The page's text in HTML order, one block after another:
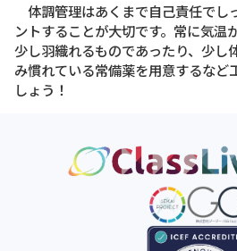
体調管理はあくまで自己責任でし
ントすることが大切です。常に気温
少し羽織れるものであったり、少し
み慣れている常備薬を用意するなど
しょう！